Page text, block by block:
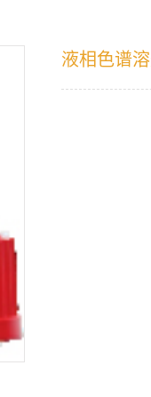
液相色谱